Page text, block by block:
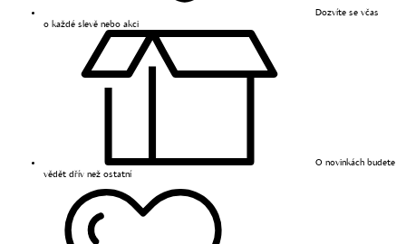
Dozvíte se včas
o každé slevě nebo akci
O novinkách budete
vědět dřív než ostatní